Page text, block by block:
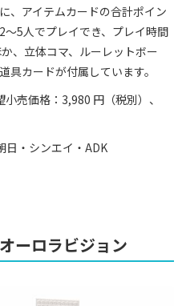
、アイテムカードの合計ポイン
～5人でプレイでき、プレイ時間
、立体コマ、ルーレットボー
具カードが付属しています。
売価格：3,980 円（税別）、
日・シンエイ・ADK
ーロラビジョン